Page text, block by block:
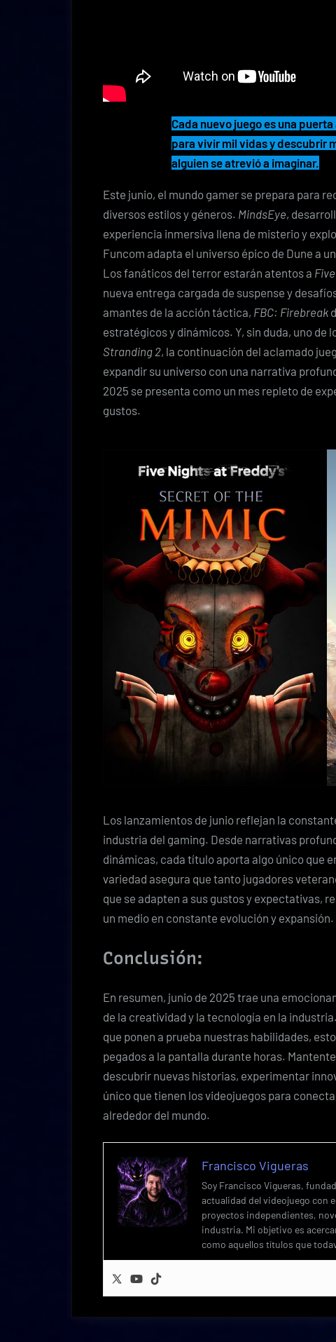
Cada nuevo juego es una
para vivir mil vidas y descubrir
alguien se atrevió a imaginar.
Este junio, el mundo gamer se prepara para
diversos estilos y géneros. MindsEye,
experiencia inmersiva llena de misterio y
Funcom adapta el universo épico de Dune a
Los fanáticos del terror estarán atentos a
nueva entrega cargada de suspense y
amantes de la acción táctica, FBC: Firebreak
estratégicos y dinámicos. Y, sin duda, uno de
Stranding 2, la continuación del aclamado
expandir su universo con una narrativa
2025 se presenta como un mes repleto de
gustos.
Los lanzamientos de junio reflejan la
industria del gaming. Desde narrativas
dinámicas, cada título aporta algo único que
variedad asegura que tanto jugadores
que se adapten a sus gustos y expectativas,
un medio en constante evolución y expansión.
Conclusión:
En resumen, junio de 2025 trae una
de la creatividad y la tecnología en la
que ponen a prueba nuestras habilidades,
pegados a la pantalla durante horas.
descubrir nuevas historias, experimentar
único que tienen los videojuegos para
alrededor del mundo.
Francisco Vigueras
Soy Francisco Vigueras,
actualidad del videojuego con
proyectos independientes,
industria. Mi objetivo es
como aquellos títulos que